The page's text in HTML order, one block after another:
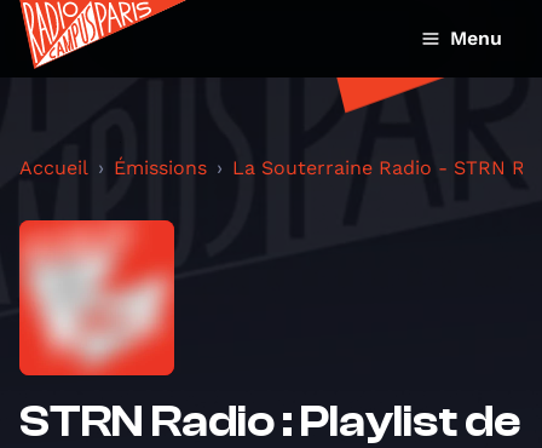
Menu
Accueil Émissions La Souterraine Radio - STRN
STRN Radio : Playlist de